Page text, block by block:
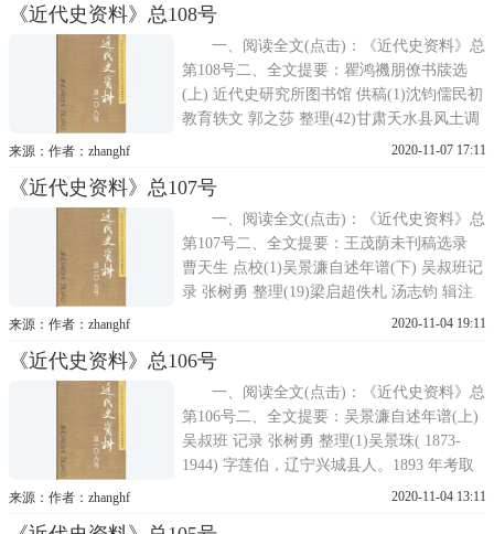
者主要是张之洞和他的幕僚梁鼎芬、梁敦
彦、王秉恩、钱恂、邹代均及张曾畴等，对
研究
《近代史资料》总108号
一、阅读全文(点击)：《近代史资料》总
第108号二、全文提要：瞿鸿禨朋僚书牍选
(上) 近代史研究所图书馆 供稿(1)沈钧儒民初
教育轶文 郭之莎 整理(42)甘肃天水县风土调
查录 张显菊 整理(76)秉志致胡适等函札 胡宗
锅诚一 著 邓 嵩 萨殊利 译(159)
来源：作者：zhanghf 2020-11-07 17:11
《近代史资料》总107号
一、阅读全文(点击)：《近代史资料》总
第107号二、全文提要：王茂荫未刊稿选录
曹天生 点校(1)吴景濂自述年谱(下) 吴叔班记
录 张树勇 整理(19)梁启超佚札 汤志钧 辑注
(91)陈幹与王正廷《论地权书》暨秦树声跋
陆发春(103)原侵华日军731细菌部队队员
来源：作者：zhanghf 2020-11-04 19:11
《近代史资料》总106号
一、阅读全文(点击)：《近代史资料》总
第106号二、全文提要：吴景濂自述年谱(上)
吴叔班 记录 张树勇 整理(1)吴景珠( 1873-
1944) 字莲伯，辽宁兴城县人。1893 年考取
秀才，随后在家设馆授徒。1907 年京师大学
来源：作者：zhanghf 2020-11-04 13:11